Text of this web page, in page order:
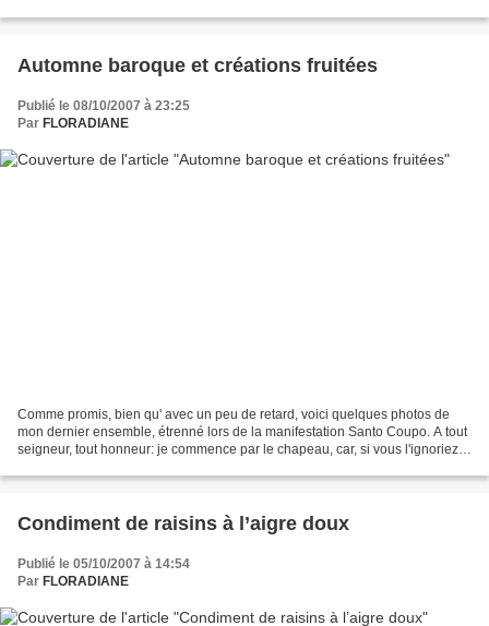
Automne baroque et créations fruitées
Publié le 08/10/2007 à 23:25
Par FLORADIANE
Comme promis, bien qu' avec un peu de retard, voici quelques photos de
mon dernier ensemble, étrenné lors de la manifestation Santo Coupo. A tout
seigneur, tout honneur: je commence par le chapeau, car, si vous l'ignoriez
Condiment de raisins à l’aigre doux
Publié le 05/10/2007 à 14:54
Par FLORADIANE